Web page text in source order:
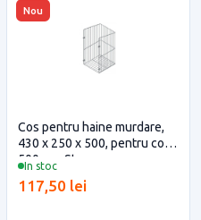
Nou
In stoc
Cos pentru haine murdare,
430 x 250 x 500, pentru corp
500mm, Starax
117,50 lei